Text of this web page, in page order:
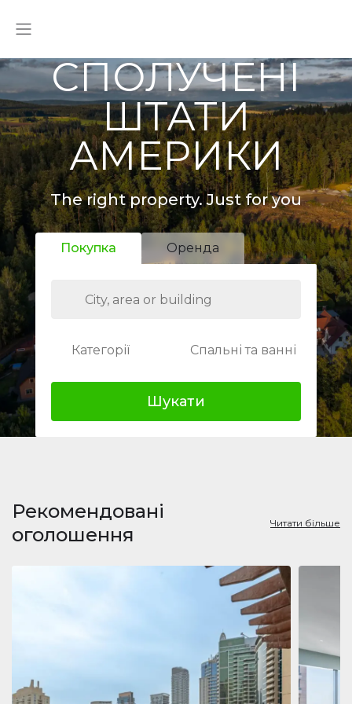
СПОЛУЧЕНІ
ШТАТИ
АМЕРИКИ
The right property. Just for you
Покупка Оренда
Категорії Спальні та ванні
Шукати
Рекомендовані
оголошення
Читати більше